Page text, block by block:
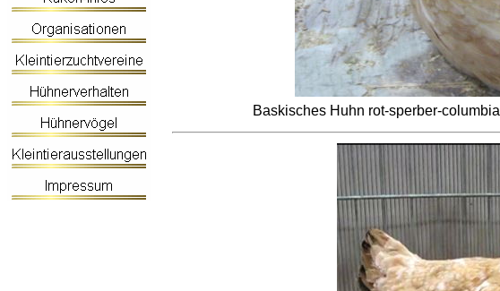
Baskisches Huhn rot-sperber-columbia